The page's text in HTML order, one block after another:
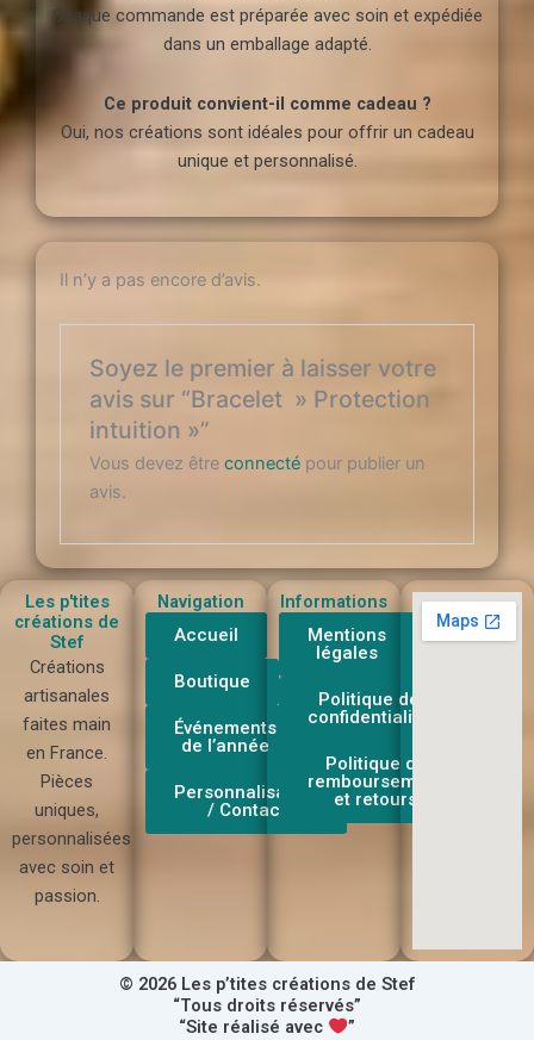
Chaque commande est préparée avec soin et expédiée
dans un emballage adapté.
Ce produit convient-il comme cadeau ?
Oui, nos créations sont idéales pour offrir un cadeau
unique et personnalisé.
Il n’y a pas encore d’avis.
Soyez le premier à laisser votre
avis sur “Bracelet » Protection
intuition »”
Vous devez êtreconnecté pour publier un
avis.
Les p'tites
créations de
Stef
Créations
artisanales
faites main
en France.
Pièces
uniques,
personnalisées
avec soin et
passion.
Navigation
Accueil
Boutique
Événements
de l’année
Personnalisation
/ Contact
Informations
Mentions
légales
Politique de
confidentialité
Politique de
remboursement
et retours
© 2026 Les p’tites créations de Stef
“Tous droits réservés”
“Site réalisé avec
”